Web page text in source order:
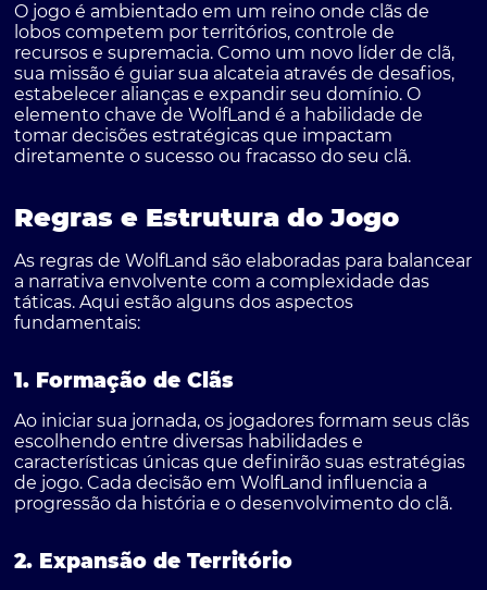
O jogo é ambientado em um reino onde clãs de
lobos competem por territórios, controle de
recursos e supremacia. Como um novo líder de clã,
sua missão é guiar sua alcateia através de desafios,
estabelecer alianças e expandir seu domínio. O
elemento chave de WolfLand é a habilidade de
tomar decisões estratégicas que impactam
diretamente o sucesso ou fracasso do seu clã.
Regras e Estrutura do Jogo
As regras de WolfLand são elaboradas para balancear
a narrativa envolvente com a complexidade das
táticas. Aqui estão alguns dos aspectos
fundamentais:
1. Formação de Clãs
Ao iniciar sua jornada, os jogadores formam seus clãs
escolhendo entre diversas habilidades e
características únicas que definirão suas estratégias
de jogo. Cada decisão em WolfLand influencia a
progressão da história e o desenvolvimento do clã.
2. Expansão de Território